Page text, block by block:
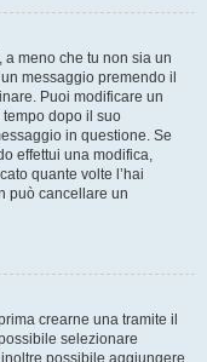
meno che tu non sia un
messaggio premendo il
Puoi modificare un
dopo il suo
in questione. Se
effettui una modifica,
quante volte l’hai
può cancellare un
crearne una tramite il
selezionare
possibile aggiungere